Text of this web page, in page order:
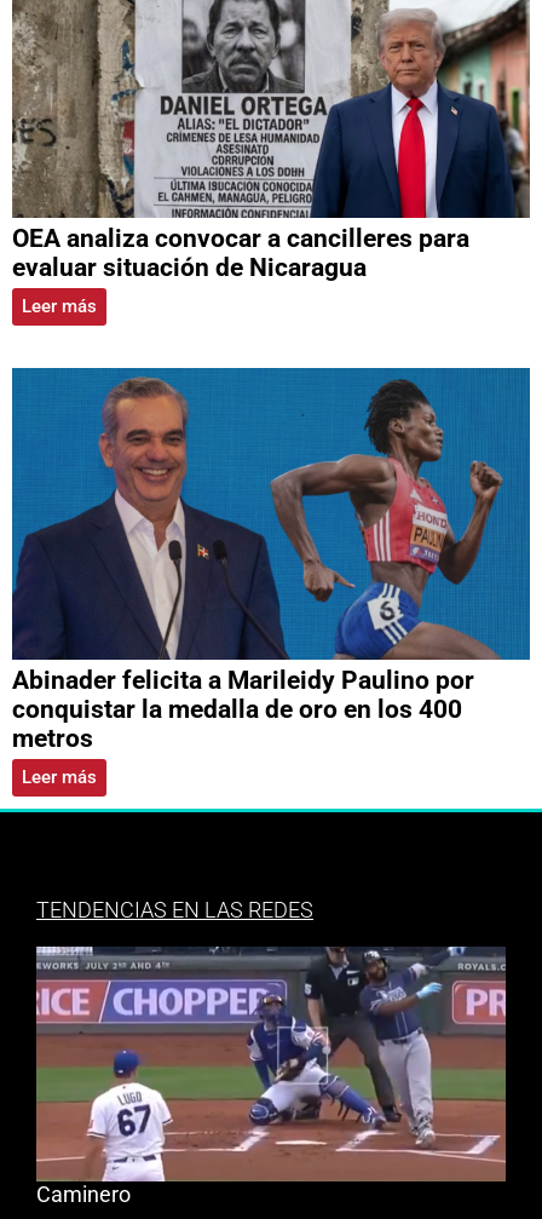
OEA analiza convocar a cancilleres para
evaluar situación de Nicaragua
Leer más
Abinader felicita a Marileidy Paulino por
conquistar la medalla de oro en los 400
metros
Leer más
TENDENCIAS EN LAS REDES
Caminero